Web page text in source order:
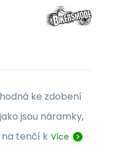
ke zdobení
jsou náramky,
na tenčí k Více